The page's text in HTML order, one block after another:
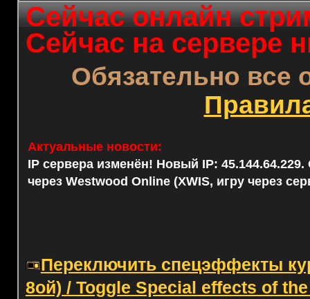
Сейчас онлайн
Сейчас на сервере
Обязательно все
Актуальные новости:
IP сервера изменён! Новый IP: 45.144.64.229.
через Westwood Online (XWIS, игру через
Переключить спецэффекты
8ой) / Toggle Special effects of